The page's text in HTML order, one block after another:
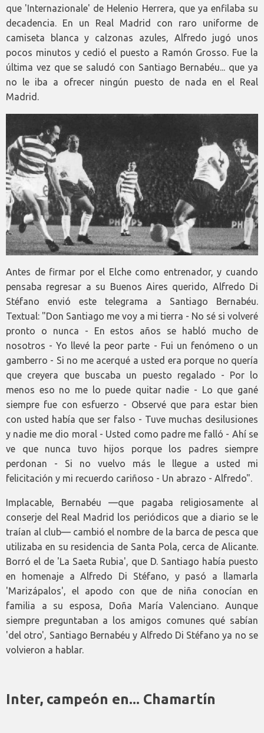
que 'Internazionale' de Helenio Herrera, que ya enfilaba su
decadencia. En un Real Madrid con raro uniforme de
camiseta blanca y calzonas azules, Alfredo jugó unos
pocos minutos y cedió el puesto a Ramón Grosso. Fue la
última vez que se saludó con Santiago Bernabéu... que ya
no le iba a ofrecer ningún puesto de nada en el Real
Madrid.
Antes de firmar por el Elche como entrenador, y cuando
pensaba regresar a su Buenos Aires querido, Alfredo Di
Stéfano envió este telegrama a Santiago Bernabéu.
Textual: "Don Santiago me voy a mi tierra - No sé si volveré
pronto o nunca - En estos años se habló mucho de
nosotros - Yo llevé la peor parte - Fui un fenómeno o un
gamberro - Si no me acerqué a usted era porque no quería
que creyera que buscaba un puesto regalado - Por lo
menos eso no me lo puede quitar nadie - Lo que gané
siempre fue con esfuerzo - Observé que para estar bien
con usted había que ser falso - Tuve muchas desilusiones
y nadie me dio moral - Usted como padre me falló - Ahí se
ve que nunca tuvo hijos porque los padres siempre
perdonan - Si no vuelvo más le llegue a usted mi
felicitación y mi recuerdo cariñoso - Un abrazo - Alfredo".
Implacable, Bernabéu —que pagaba religiosamente al
conserje del Real Madrid los periódicos que a diario se le
traían al club— cambió el nombre de la barca de pesca que
utilizaba en su residencia de Santa Pola, cerca de Alicante.
Borró el de 'La Saeta Rubia', que D. Santiago había puesto
en homenaje a Alfredo Di Stéfano, y pasó a llamarla
'Marizápalos', el apodo con que de niña conocían en
familia a su esposa, Doña María Valenciano. Aunque
siempre preguntaban a los amigos comunes qué sabían
'del otro', Santiago Bernabéu y Alfredo Di Stéfano ya no se
volvieron a hablar.
Inter, campeón en... Chamartín